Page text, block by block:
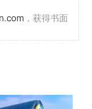
，获得书面